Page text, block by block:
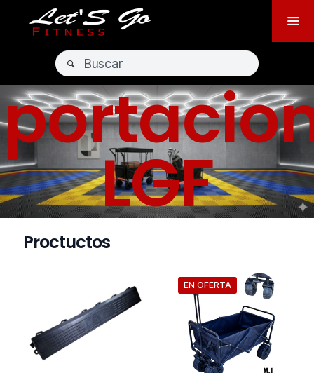
LGF
Proctuctos
EN OFERTA